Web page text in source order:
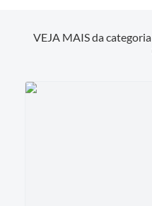
VEJA MAIS da categoria